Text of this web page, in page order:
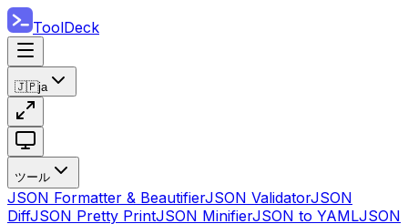
ToolDeck
🇯🇵ja
ツール
JSON Formatter & BeautifierJSON ValidatorJSON
DiffJSON Pretty PrintJSON MinifierJSON to YAMLJSON